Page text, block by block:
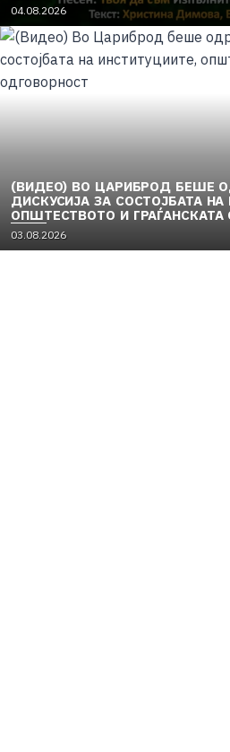
04.08.2026
(ВИДЕО) ВО ЦАРИБРОД БЕШЕ
ДИСКУСИЈА ЗА СОСТОЈБАТА
ОПШТЕСТВОТО И
03.08.2026